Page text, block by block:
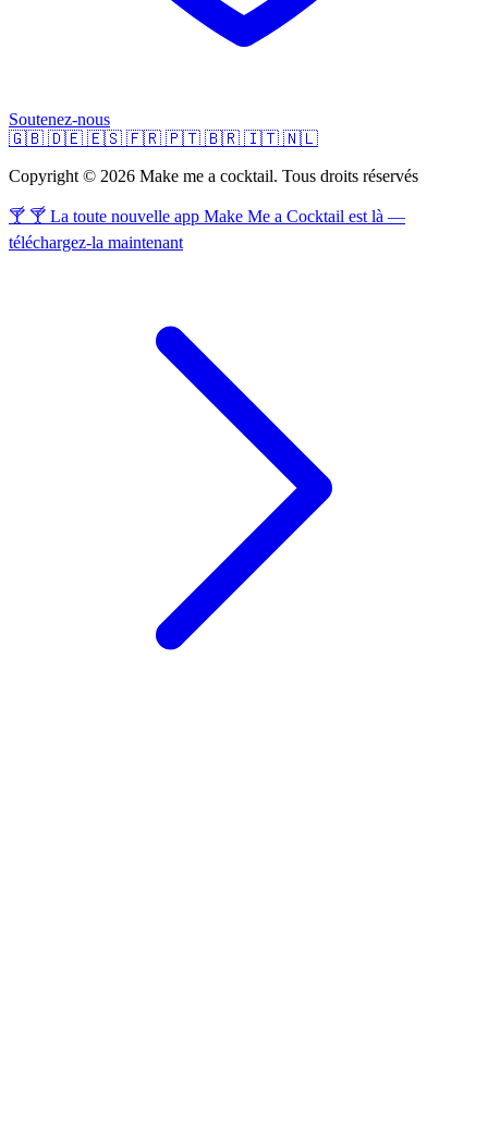
Soutenez-nous
🇬🇧 🇩🇪 🇪🇸 🇫🇷 🇵🇹 🇧🇷 🇮🇹 🇳🇱
Copyright © 2026 Make me a cocktail. Tous droits réservés
🍸 🍸 La toute nouvelle app Make Me a Cocktail est là —
téléchargez-la maintenant